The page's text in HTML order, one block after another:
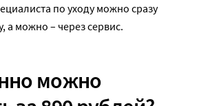
по уходу можно сразу
а можно – через сервис.
можно